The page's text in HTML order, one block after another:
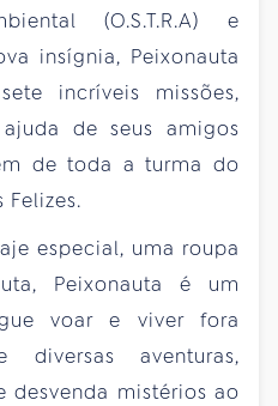
(O.S.T.R.A) e
insígnia, Peixonauta
incríveis missões,
de seus amigos
de toda a turma do
Felizes.
especial, uma roupa
Peixonauta é um
voar e viver fora
diversas aventuras,
desvenda mistérios ao